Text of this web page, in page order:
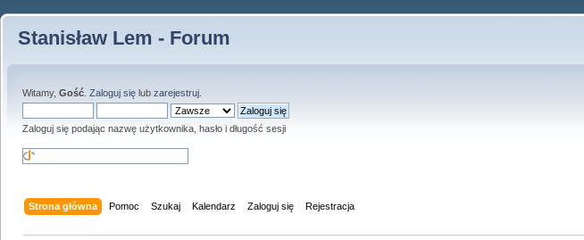
Stanisław Lem - Forum
Witamy, Gość Zaloguj się lub zarejestruj
Zaloguj się podając nazwę użytkownika, hasło i długość sesji
Strona główna Pomoc Szukaj Kalendarz Zaloguj się Rejestracja